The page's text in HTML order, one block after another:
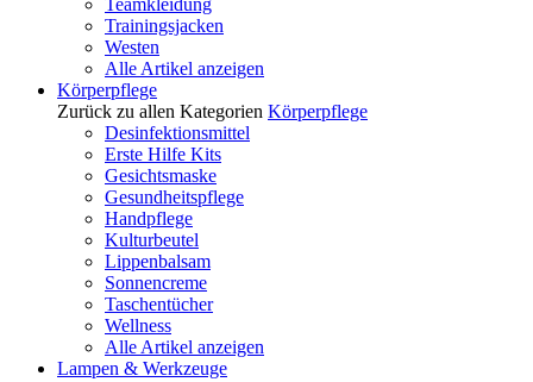
Teamkleidung
Trainingsjacken
Westen
Alle Artikel anzeigen
Körperpflege
Zurück zu allen Kategorien Körperpflege
Desinfektionsmittel
Erste Hilfe Kits
Gesichtsmaske
Gesundheitspflege
Handpflege
Kulturbeutel
Lippenbalsam
Sonnencreme
Taschentücher
Wellness
Alle Artikel anzeigen
Lampen & Werkzeuge